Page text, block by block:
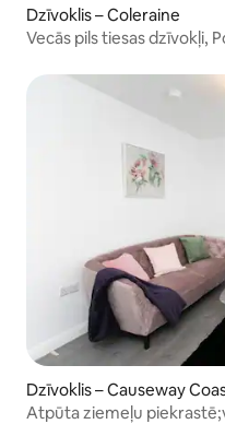
Dzīvoklis – Coleraine
Vecās pils tiesas dzīvokļi,
Dzīvoklis – Causeway
Atpūta ziemeļu